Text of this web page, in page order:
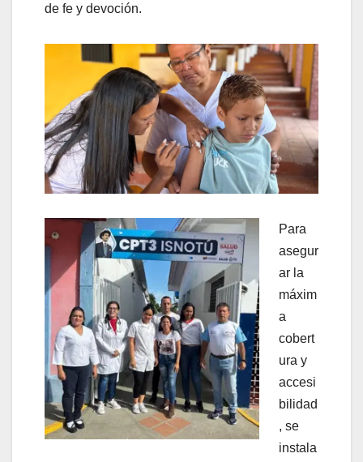
de fe y devoción.
Para
asegur
ar la
máxim
a
cobert
ura y
accesi
bilidad
, se
instala